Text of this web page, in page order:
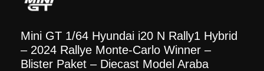
Mini GT 1/64 Hyundai i20 N Rally1 Hybrid
– 2024 Rallye Monte-Carlo Winner –
Blister Paket – Diecast Model Araba